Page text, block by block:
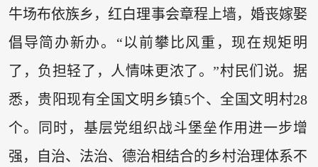
牛场布依族乡，红白理事会章程上墙，婚丧嫁娶
倡导简办新办。“以前攀比风重，现在规矩明
了，负担轻了，人情味更浓了。”村民们说。据
悉，贵阳现有全国文明乡镇5个、全国文明村28
个。同时，基层党组织战斗堡垒作用进一步增
强，自治、法治、德治相结合的乡村治理体系不